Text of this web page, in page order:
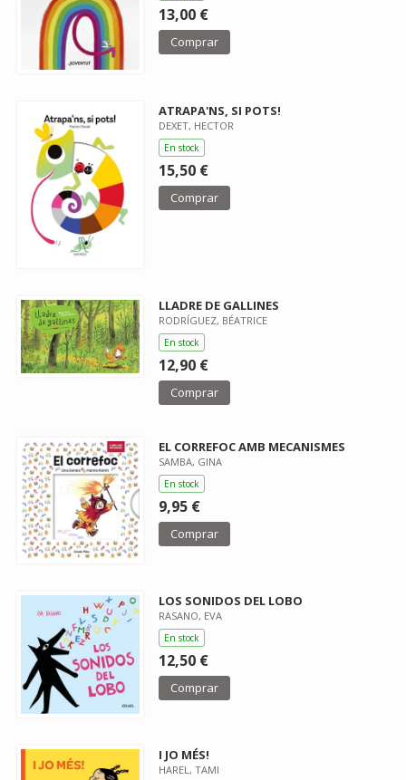
13,00 €
Comprar
ATRAPA'NS, SI POTS!
DEXET, HECTOR
En stock
15,50 €
Comprar
LLADRE DE GALLINES
RODRÍGUEZ, BÉATRICE
En stock
12,90 €
Comprar
EL CORREFOC AMB MECANISMES
SAMBA, GINA
En stock
9,95 €
Comprar
LOS SONIDOS DEL LOBO
RASANO, EVA
En stock
12,50 €
Comprar
I JO MÉS!
HAREL, TAMI